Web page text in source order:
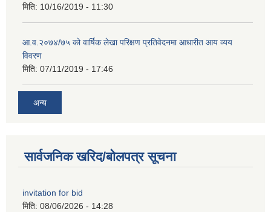
मिति: 10/16/2019 - 11:30
आ.व.२०७४/७५ को वार्षिक लेखा परिक्षण प्रतिवेदनमा आधारीत आय व्यय
विवरण
मिति: 07/11/2019 - 17:46
अन्य
सार्वजनिक खरिद/बोलपत्र सूचना
invitation for bid
मिति: 08/06/2026 - 14:28